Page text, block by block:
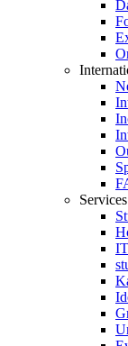
Services